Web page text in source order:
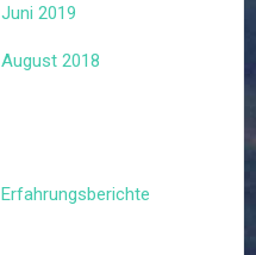
Juni 2019
August 2018
Erfahrungsberichte